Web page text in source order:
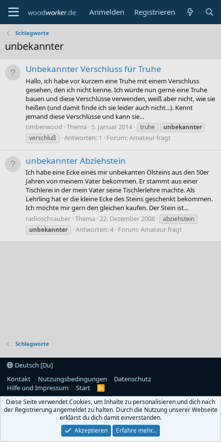
Anmelden Registrieren
Schlagworte
unbekannter
Unbekannter Verschluss für Truhe
Hallo, ich habe vor kurzem eine Truhe mit einem Verschluss
gesehen, den ich nicht kenne. Ich würde nun gerne eine Truhe
bauen und diese Verschlüsse verwenden, weiß aber nicht, wie sie
heißen (und damit finde ich sie leider auch nicht...). Kennt
jemand diese Verschlüsse und kann sie...
timberwood Thema 5. Januar 2014 truhe
unbekannter
verschluß
Antworten: 1 Forum:Amateur fragt
unbekannter Abziehstein
Ich habe eine Ecke eines mir unbekanten Ölsteins aus den 50er
Jahren von meinem Vater bekommen. Er stammt aus einer
Tischlerei in der mein Vater seine Tischlerlehre machte. Als
Lehrling hat er die kleine Ecke des Steins geschenkt bekommen.
Ich möchte mir gern den gleichen kaufen. Der Stein ist...
radioschrauber Thema 22. Dezember 2008
abziehstein
unbekannter
Antworten: 4 Forum:Amateur fragt
Schlagworte
Deutsch [Du]
Kontakt
Nutzungsbedingungen
Datenschutz
Hilfe und Impressum
Start
R
S
Diese Seite verwendet Cookies, um Inhalte zu personalisieren und dich nach
der Registrierung angemeldet zu halten. Durch die Nutzung unserer Webseite
erklärst du dich damit einverstanden.
Akzeptieren
Erfahre mehr…